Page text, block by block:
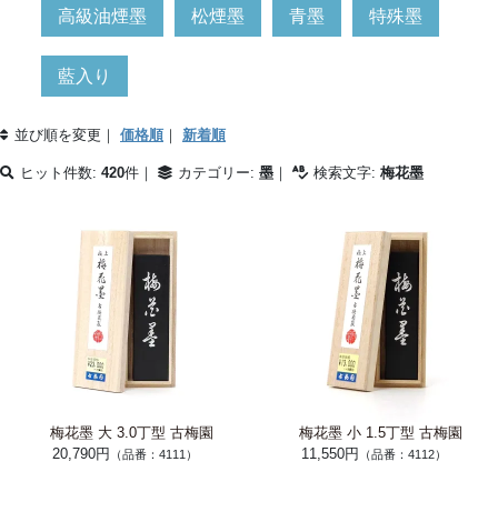
高級油煙墨 松煙墨 青墨 特殊墨
藍入り
並び順を変更｜ 価格順｜ 新着順
ヒット件数: 420件｜ カテゴリー: 墨 ｜ 検索文字: 梅花墨
梅花墨 大 3.0丁型 古梅園
20,790円
（品番：4111）
梅花墨 小 1.5丁型 古梅園
11,550円
（品番：4112）